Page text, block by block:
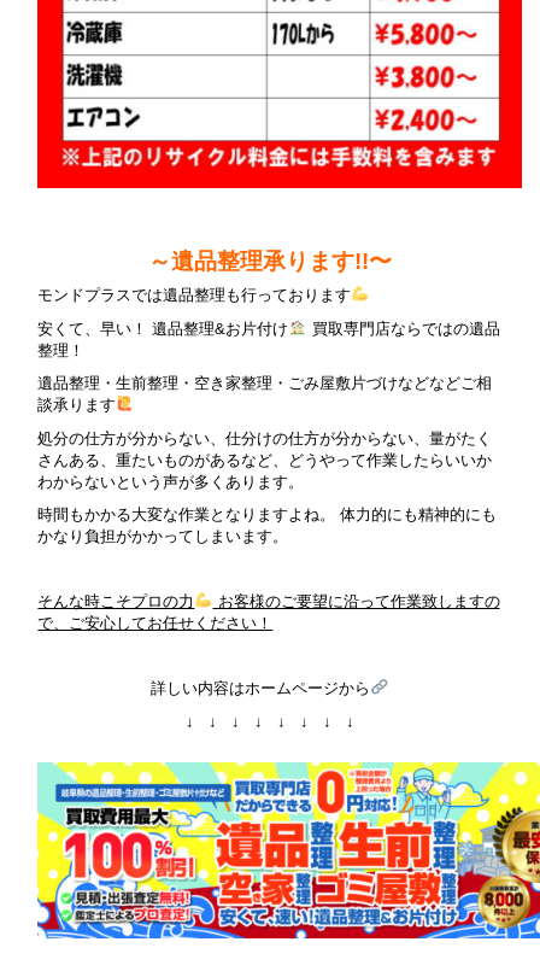
～遺品整理承ります!!〜
モンドプラスでは遺品整理も行っております
安くて、早い！ 遺品整理&お片付け
買取専門店ならではの遺品
整理！
遺品整理・生前整理・空き家整理・ごみ屋敷片づけなどなどご相
談承ります
処分の仕方が分からない、仕分けの仕方が分からない、量がたく
さんある、重たいものがあるなど、どうやって作業したらいいか
わからないという声が多くあります。
時間もかかる大変な作業となりますよね。 体力的にも精神的にも
かなり負担がかかってしまいます。
そんな時こそプロの力
お客様のご要望に沿って作業致しますの
で、ご安心してお任せください！
詳しい内容はホームページから
↓ ↓ ↓ ↓ ↓ ↓ ↓ ↓